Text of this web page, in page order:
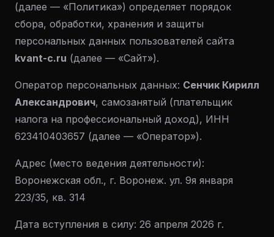
(далее — «Политика») определяет порядок
сбора, обработки, хранения и защиты
персональных данных пользователей сайта
kvant-c.ru (далее — «Сайт»).
Оператор персональных данных: Сенчик Кирилл
Александрович, самозанятый (плательщик
налога на профессиональный доход), ИНН
623410403657 (далее — «Оператор»).
Адрес (место ведения деятельности):
Воронежская обл., г. Воронеж. ул. 9я января
223/35, кв. 314
Дата вступления в силу: 26 апреля 2026 г.